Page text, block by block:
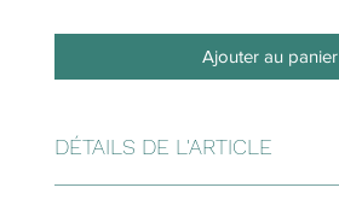
Ajouter au panier
DÉTAILS DE L'ARTICLE